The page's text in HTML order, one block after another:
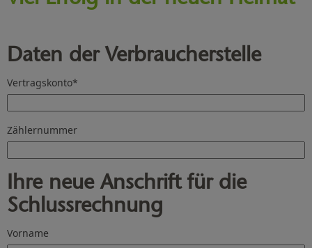
Daten der Verbraucherstelle
Vertragskonto*
Zählernummer
Ihre neue Anschrift für die
Schlussrechnung
Vorname